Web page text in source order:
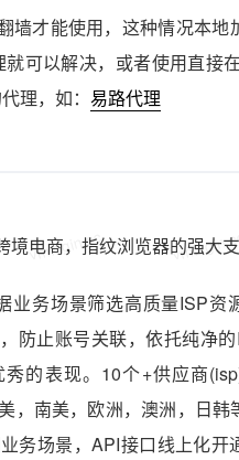
墙才能使用，这种情况本地
可以解决，或者使用直接在
理，如： 易路代理
境电商，指纹浏览器的强大
业务场景筛选高质量ISP资
防止账号关联，依托纯净
的表现。10个+供应商
，南美，欧洲，澳洲，日韩
务场景，API接口线上化开
vmlogin.cc